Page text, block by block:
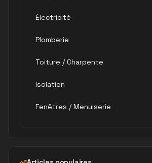
Électricité
Plomberie
Toiture / Charpente
Isolation
Fenêtres / Menuiserie